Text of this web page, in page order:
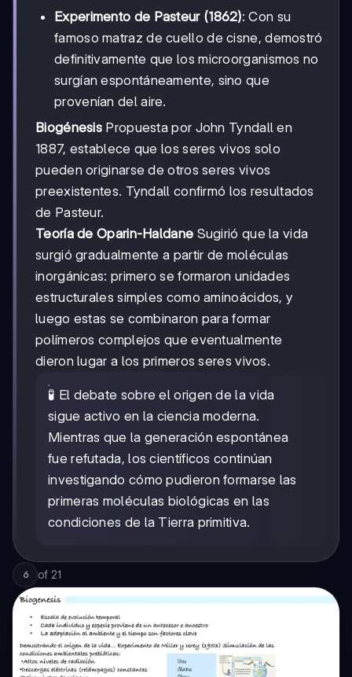
Experimento de Pasteur (1862): Con su
famoso matraz de cuello de cisne, demostró
definitivamente que los microorganismos no
surgían espontáneamente, sino que
provenían del aire.
Biogénesis Propuesta por John Tyndall en
1887, establece que los seres vivos solo
pueden originarse de otros seres vivos
preexistentes. Tyndall confirmó los resultados
de Pasteur.
Teoría de Oparin-Haldane Sugirió que la vida
surgió gradualmente a partir de moléculas
inorgánicas: primero se formaron unidades
estructurales simples como aminoácidos, y
luego estas se combinaron para formar
polímeros complejos que eventualmente
dieron lugar a los primeros seres vivos.
🧪 El debate sobre el origen de la vida
sigue activo en la ciencia moderna.
Mientras que la generación espontánea
fue refutada, los científicos continúan
investigando cómo pudieron formarse las
primeras moléculas biológicas en las
condiciones de la Tierra primitiva.
6 of 21